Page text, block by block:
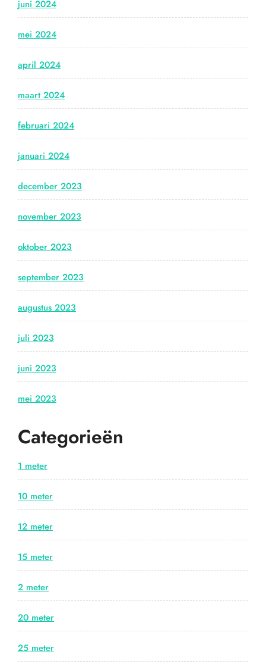
juni 2024
mei 2024
april 2024
maart 2024
februari 2024
januari 2024
december 2023
november 2023
oktober 2023
september 2023
augustus 2023
juli 2023
juni 2023
mei 2023
Categorieën
1 meter
10 meter
12 meter
15 meter
2 meter
20 meter
25 meter